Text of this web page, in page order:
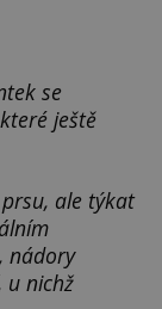
se
ještě
ale týkat
nádory
u nichž